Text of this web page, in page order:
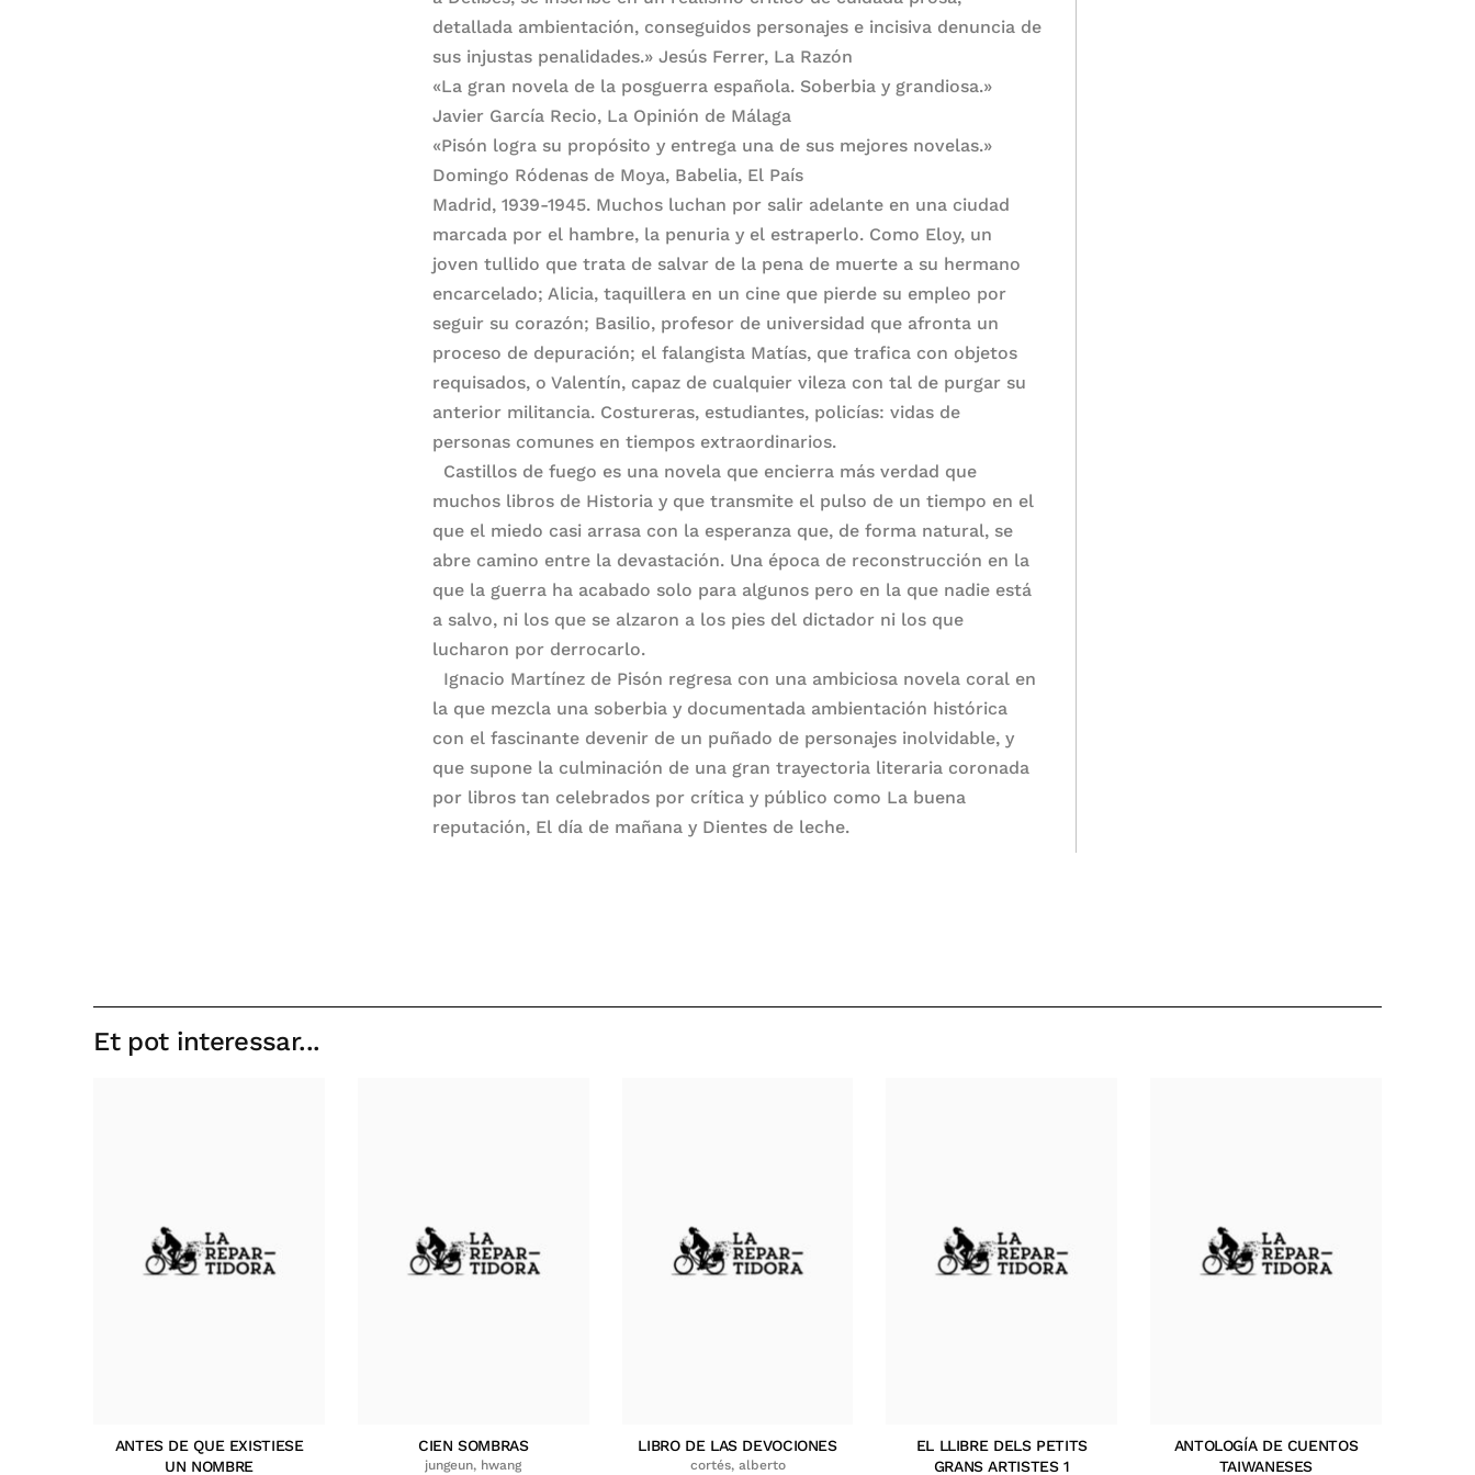
detallada ambientación, conseguidos personajes e incisiva denuncia de
sus injustas penalidades.» Jesús Ferrer, La Razón
«La gran novela de la posguerra española. Soberbia y grandiosa.»
Javier García Recio, La Opinión de Málaga
«Pisón logra su propósito y entrega una de sus mejores novelas.»
Domingo Ródenas de Moya, Babelia, El País
Madrid, 1939-1945. Muchos luchan por salir adelante en una ciudad
marcada por el hambre, la penuria y el estraperlo. Como Eloy, un
joven tullido que trata de salvar de la pena de muerte a su hermano
encarcelado; Alicia, taquillera en un cine que pierde su empleo por
seguir su corazón; Basilio, profesor de universidad que afronta un
proceso de depuración; el falangista Matías, que trafica con objetos
requisados, o Valentín, capaz de cualquier vileza con tal de purgar su
anterior militancia. Costureras, estudiantes, policías: vidas de
personas comunes en tiempos extraordinarios.
Castillos de fuego es una novela que encierra más verdad que
muchos libros de Historia y que transmite el pulso de un tiempo en el
que el miedo casi arrasa con la esperanza que, de forma natural, se
abre camino entre la devastación. Una época de reconstrucción en la
que la guerra ha acabado solo para algunos pero en la que nadie está
a salvo, ni los que se alzaron a los pies del dictador ni los que
lucharon por derrocarlo.
Ignacio Martínez de Pisón regresa con una ambiciosa novela coral en
la que mezcla una soberbia y documentada ambientación histórica
con el fascinante devenir de un puñado de personajes inolvidable, y
que supone la culminación de una gran trayectoria literaria coronada
por libros tan celebrados por crítica y público como La buena
reputación, El día de mañana y Dientes de leche.
Et pot interessar...
ANTES DE QUE EXISTIESE
UN NOMBRE
CIEN SOMBRAS
jungeun, hwang
LIBRO DE LAS DEVOCIONES
cortés, alberto
EL LLIBRE DELS PETITS
GRANS ARTISTES 1
ANTOLOGÍA DE CUENTOS
TAIWANESES